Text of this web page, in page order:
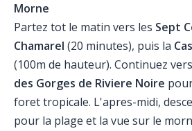
Morne
Partez tot le matin vers les Sept
Chamarel (20 minutes), puis la
(100m de hauteur). Continuez
des Gorges de Riviere Noire
foret tropicale. L'apres-midi,
pour la plage et la vue sur le